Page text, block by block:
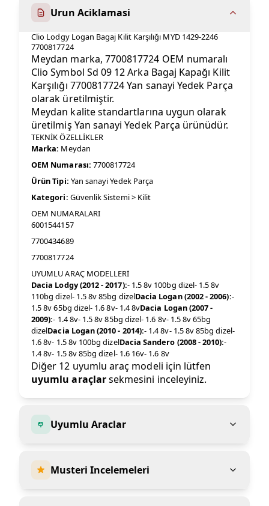
Urun Aciklamasi
Clio Lodgy Logan Bagaj Kilit Karşılığı MYD 1429-2246
7700817724
Meydan marka, 7700817724 OEM numaralı
Clio Symbol Sd 09 12 Arka Bagaj Kapağı Kilit
Karşılığı 7700817724 Yan sanayi Yedek Parça
olarak üretilmiştir.
Meydan kalite standartlarına uygun olarak
üretilmiş Yan sanayi Yedek Parça ürünüdür.
TEKNİK ÖZELLİKLER
Marka: Meydan
OEM Numarası: 7700817724
Ürün Tipi: Yan sanayi Yedek Parça
Kategori: Güvenlik Sistemi > Kilit
OEM NUMARALARI
6001544157
7700434689
7700817724
UYUMLU ARAÇ MODELLERİ
Dacia Lodgy (2012 - 2017):- 1.5 8v 100bg dizel- 1.5 8v
110bg dizel- 1.5 8v 85bg dizelDacia Logan (2002 - 2006):-
1.5 8v 65bg dizel- 1.6 8v- 1.4 8vDacia Logan (2007 -
2009):- 1.4 8v- 1.5 8v 85bg dizel- 1.6 8v- 1.5 8v 65bg
dizelDacia Logan (2010 - 2014):- 1.4 8v- 1.5 8v 85bg dizel-
1.6 8v- 1.5 8v 100bg dizelDacia Sandero (2008 - 2010):-
1.4 8v- 1.5 8v 85bg dizel- 1.6 16v- 1.6 8v
Diğer 12 uyumlu araç modeli için lütfen
uyumlu araçlarsekmesini inceleyiniz.
Uyumlu Araclar
Musteri Incelemeleri